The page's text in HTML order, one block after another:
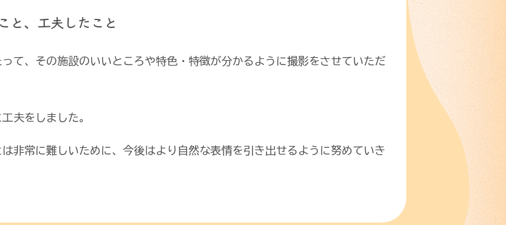
と、工夫したこと
て、その施設のいいところや特色・特徴が分かるように撮影をさせていただ
夫をしました。
非常に難しいために、今後はより自然な表情を引き出せるように努めていき